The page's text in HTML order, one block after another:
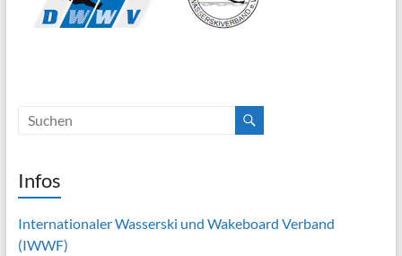
Infos
Internationaler Wasserski und Wakeboard Verband
(IWWF)